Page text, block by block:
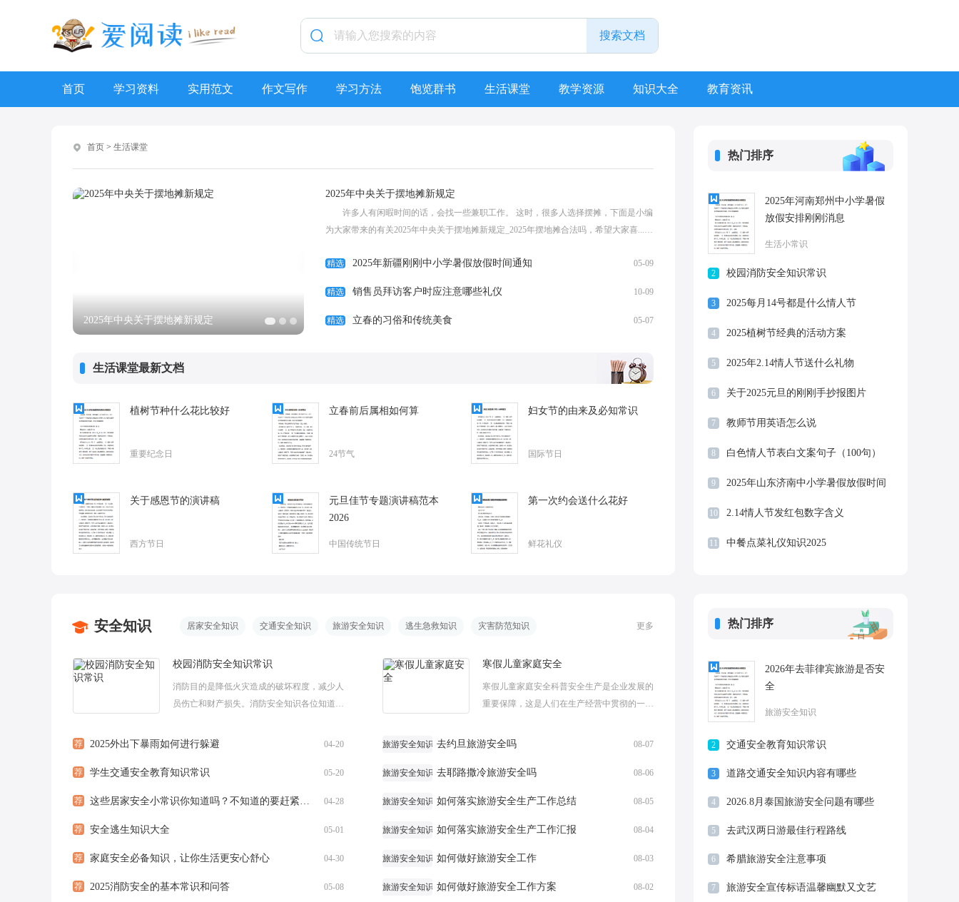
首页 学习资料 实用范文 作文写作 学习方法 饱览群书 生活课堂 教学资源 知识大全 教育资讯
首页 > 生活课堂
2025年新疆刚刚中小学暑假放假时间通知 立春的习俗和传统美食 2025年中央关于摆地摊新规定
2025年中央关于摆地摊新规定
许多人有闲暇时间的话，会找一些兼职工作。 这时，很多人选择摆摊，下面是小编
为大家带来的有关2025年中央关于摆地摊新规定_2025年摆地摊合法吗，希望大家喜...
精选
2025年新疆刚刚中小学暑假放假时间通知 05-09
精选 销售员拜访客户时应注意哪些礼仪 10-09
精选 立春的习俗和传统美食 05-07
生活课堂最新文档
植树节种什么花比较好
重要纪念日
立春前后属相如何算
24节气
妇女节的由来及必知常识
国际节日
关于感恩节的演讲稿
西方节日
元旦佳节专题演讲稿范本
2026
中国传统节日
第一次约会送什么花好
鲜花礼仪
热门排序
2025年河南郑州中小学暑假
放假安排刚刚消息
生活小常识
2 校园消防安全知识常识
3 2025每月14号都是什么情人节
4 2025植树节经典的活动方案
5 2025年2.14情人节送什么礼物
6 关于2025元旦的刚刚手抄报图片
7 教师节用英语怎么说
8 白色情人节表白文案句子（100句）
9
2025年山东济南中小学暑假放假时间
10 2.14情人节发红包数字含义
11 中餐点菜礼仪知识2025
安全知识 居家安全知识 交通安全知识 旅游安全知识 逃生急救知识 灾害防范知识 更多
校园消防安全知识常识
消防目的是降低火灾造成的破坏程度，减少人
员伤亡和财产损失。消防安全知识各位知道多
识，希望对大家有帮助。消防安全知识1、...
荐 2025外出下暴雨如何进行躲避 04-20
荐 学生交通安全教育知识常识 05-20
荐 这些居家安全小常识你知道吗？不知道的要赶紧掌握 04-28
荐 安全逃生知识大全 05-01
荐 家庭安全必备知识，让你生活更安心舒心 04-30
荐 2025消防安全的基本常识和问答 05-08
寒假儿童家庭安全
寒假儿童家庭安全科普安全生产是企业发展的
重要保障，这是人们在生产经营中贯彻的一个
家庭安全科普，希望能够对大家有所帮助。寒...
旅游安全知识 去约旦旅游安全吗 08-07
旅游安全知识 去耶路撒冷旅游安全吗 08-06
旅游安全知识 如何落实旅游安全生产工作总结 08-05
旅游安全知识 如何落实旅游安全生产工作汇报 08-04
旅游安全知识 如何做好旅游安全工作 08-03
旅游安全知识 如何做好旅游安全工作方案 08-02
热门排序
2026年去菲律宾旅游是否安
全
旅游安全知识
2 交通安全教育知识常识
3 道路交通安全知识内容有哪些
4 2026.8月泰国旅游安全问题有哪些
5 去武汉两日游最佳行程路线
6 希腊旅游安全注意事项
7 旅游安全宣传标语温馨幽默又文艺